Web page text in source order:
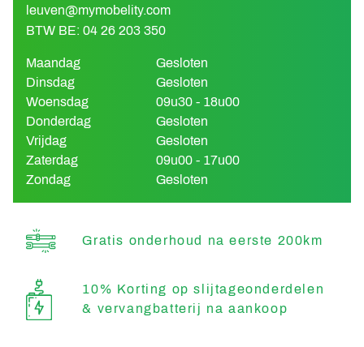
leuven@mymobelity.com
BTW BE: 04 26 203 350
Maandag
Gesloten
Dinsdag
Gesloten
Woensdag
09u30 - 18u00
Donderdag
Gesloten
Vrijdag
Gesloten
Zaterdag
09u00 - 17u00
Zondag
Gesloten
Gratis onderhoud na eerste 200km
10% Korting op slijtageonderdelen
& vervangbatterij na aankoop